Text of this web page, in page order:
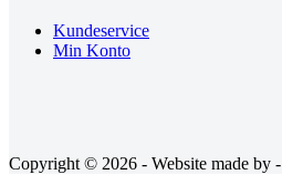
Kundeservice
Min Konto
Copyright © 2026 - Website made by -